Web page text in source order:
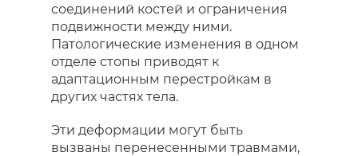
соединений костей и ограничения
подвижности между ними.
Патологические изменения в одном
отделе стопы приводят к
адаптационным перестройкам в
других частях тела.
Эти деформации могут быть
вызваны перенесенными травмами,